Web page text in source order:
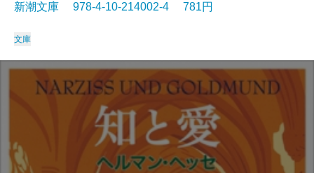
新潮文庫 978-4-10-214002-4 781円
文庫